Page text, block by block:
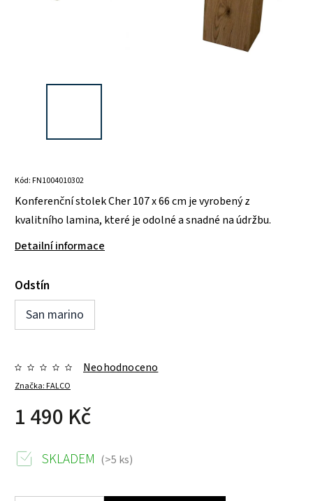
Kód:FN1004010302
Konferenční stolek Cher 107 x 66 cm je vyrobený z
kvalitního lamina, které je odolné a snadné na údržbu.
Detailní informace
Odstín
San marino
Značka:FALCO
Neohodnoceno
1 490 Kč
SKLADEM (>5 ks)